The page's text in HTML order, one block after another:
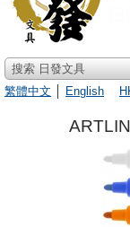
搜索 日發文具
繁體中文
English